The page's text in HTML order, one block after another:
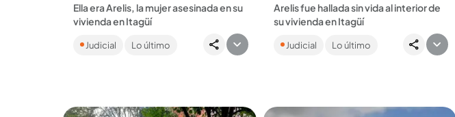
Ella era Arelis, la mujer asesinada en su
vivienda en Itagüí
La víctima tenía 51 años y fue atacada
con arma blanca dentro de su casa. El
señalado feminicida huyó del lugar. ...
Judicial Lo último
Arelis fue hallada sin vida al interior de
su vivienda en Itagüí
Itagüí en lo que va de este 2026, entre
Judicial Lo último